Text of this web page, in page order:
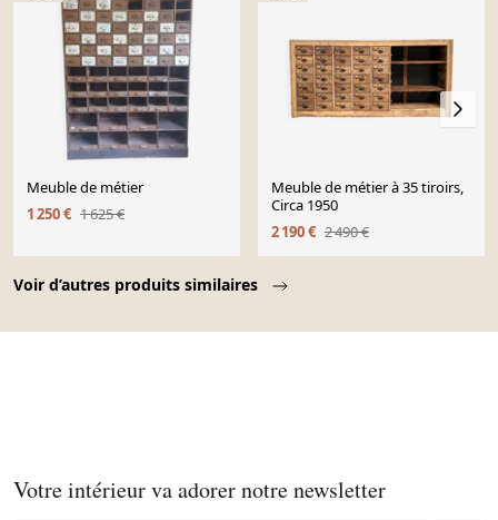
Voir d’autres produits similaires
Meuble de métier
1 250 € 1 625 €
Meuble de métier à 35 tiroirs,
Circa 1950
2 190 € 2 490 €
Votre intérieur va adorer notre newsletter